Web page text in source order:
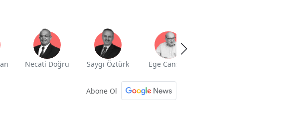
Necati Doğru Saygı Öztürk Ege Cansen
Abone Ol